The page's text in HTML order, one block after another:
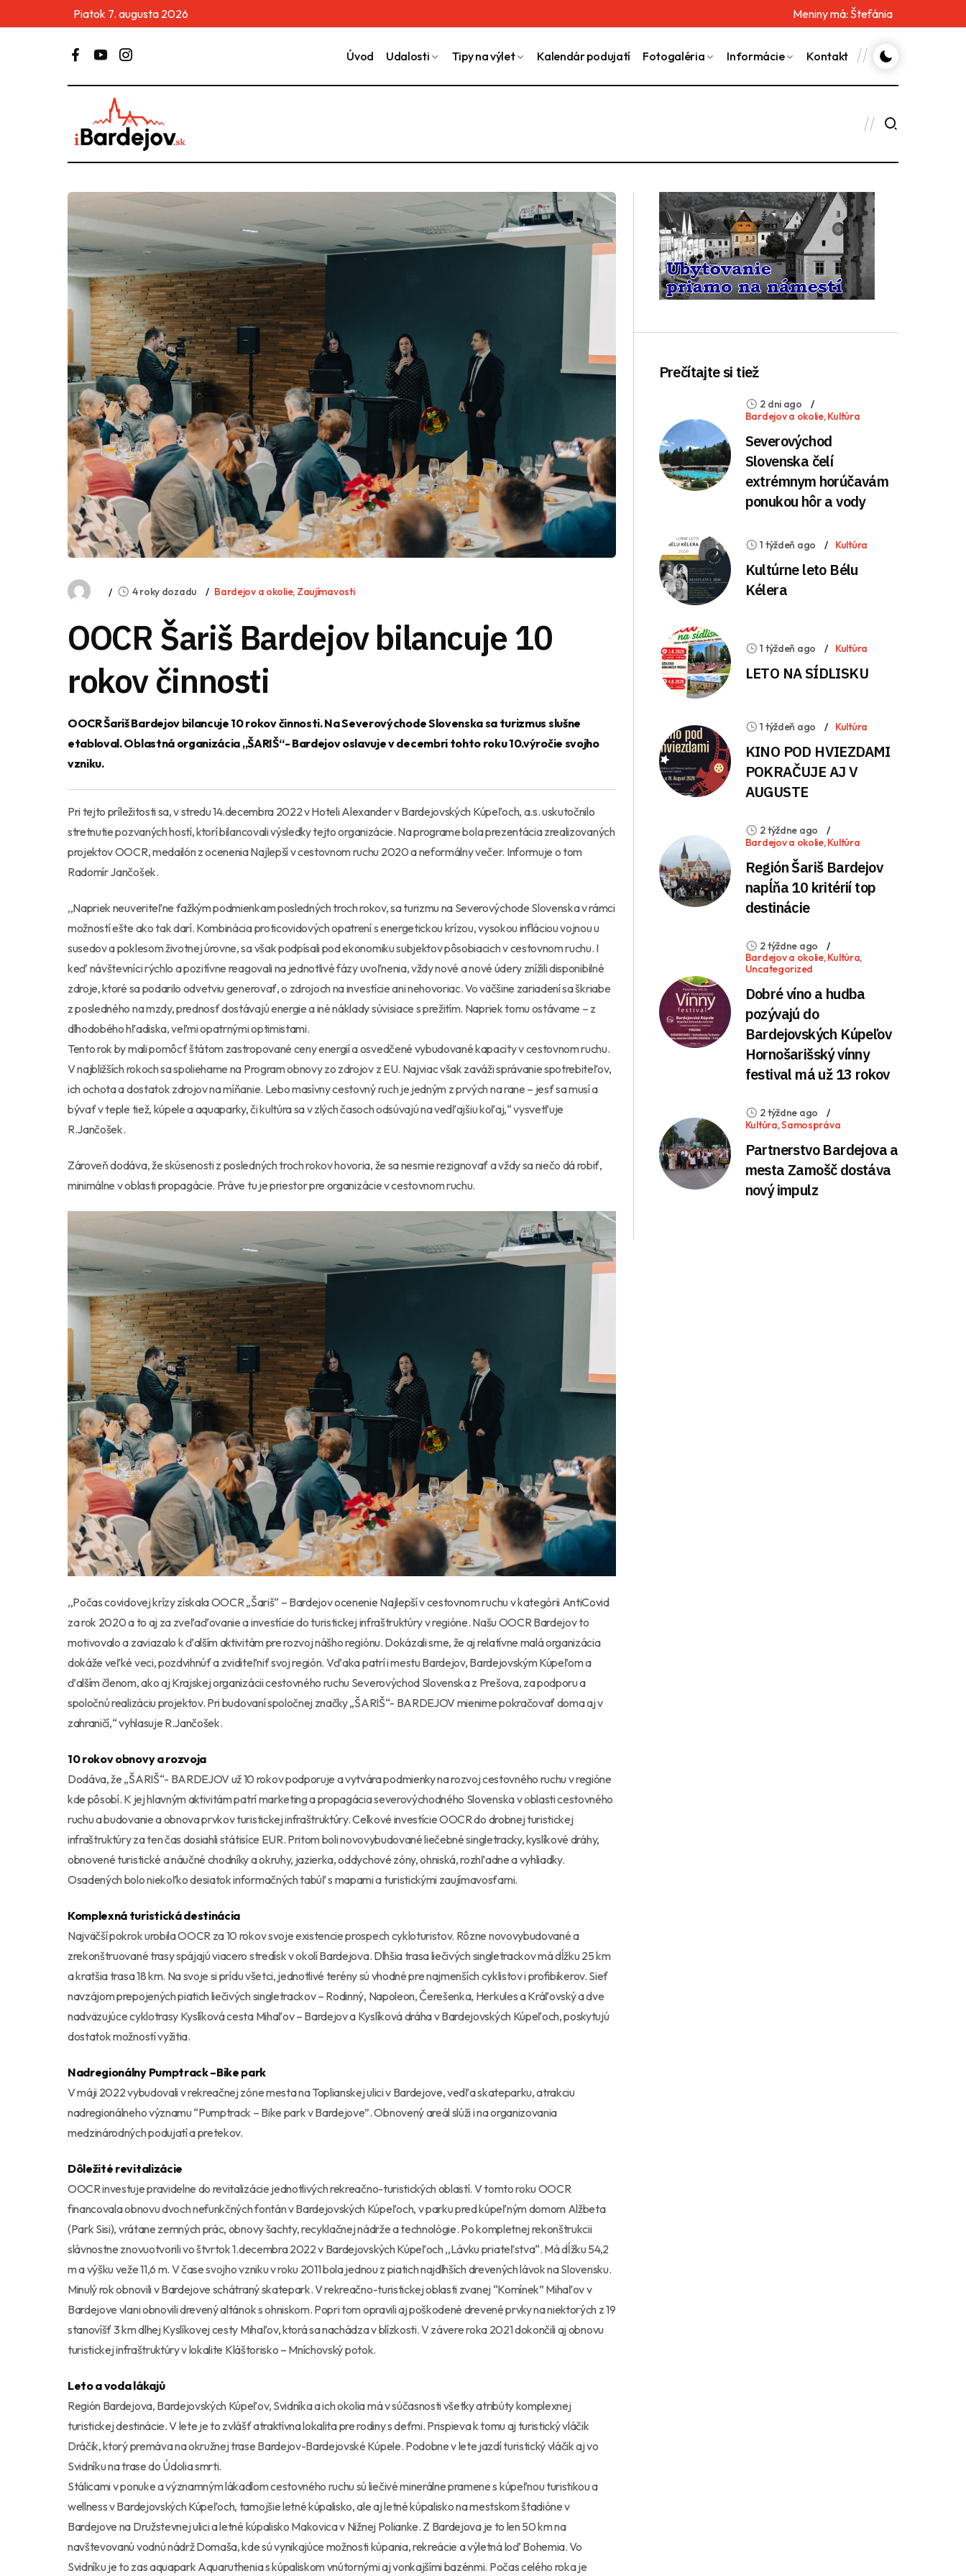
Piatok 7. augusta 2026 Meniny má: Štefánia
Úvod Udalosti Tipy na výlet Kalendár podujatí Fotogaléria Informácie Kontakt
4 roky dozadu Bardejov a okolie, Zaujímavosti
OOCR Šariš Bardejov bilancuje 10
rokov činnosti
OOCR Šariš Bardejov bilancuje 10 rokov činnosti. Na Severovýchode Slovenska sa turizmus slušne
etabloval. Oblastná organizácia „ŠARIŠ“- Bardejov oslavuje v decembri tohto roku 10.výročie svojho
vzniku.
Pri tejto príležitosti sa, v stredu 14.decembra 2022 v Hoteli Alexander v Bardejovských Kúpeľoch, a.s. uskutočnilo
stretnutie pozvaných hostí, ktorí bilancovali výsledky tejto organizácie. Na programe bola prezentácia zrealizovaných
projektov OOCR, medailón z ocenenia Najlepší v cestovnom ruchu 2020 a neformálny večer. Informuje o tom
Radomír Jančošek.
,,Napriek neuveriteľne ťažkým podmienkam posledných troch rokov, sa turizmu na Severovýchode Slovenska v rámci
možností ešte ako tak darí. Kombinácia proticovidových opatrení s energetickou krízou, vysokou infláciou vojnou u
susedov a poklesom životnej úrovne, sa však podpísali pod ekonomiku subjektov pôsobiacich v cestovnom ruchu. I
keď návštevníci rýchlo a pozitívne reagovali na jednotlivé fázy uvoľnenia, vždy nové a nové údery znížili disponibilné
zdroje, ktoré sa podarilo odvetviu generovať, o zdrojoch na investície ani nehovoriac. Vo väčšine zariadení sa škriabe
z posledného na mzdy, prednosť dostávajú energie a iné náklady súvisiace s prežitím. Napriek tomu ostávame – z
dlhodobého hľadiska, veľmi opatrnými optimistami.
Tento rok by mali pomôcť štátom zastropované ceny energií a osvedčené vybudované kapacity v cestovnom ruchu.
V najbližších rokoch sa spoliehame na Program obnovy zo zdrojov z EU. Najviac však zaváži správanie spotrebiteľov,
ich ochota a dostatok zdrojov na míňanie. Lebo masívny cestovný ruch je jedným z prvých na rane – jesť sa musí a
bývať v teple tiež, kúpele a aquaparky, či kultúra sa v zlých časoch odsúvajú na vedľajšiu koľaj,“ vysvetľuje
R.Jančošek.
Zároveň dodáva, že skúsenosti z posledných troch rokov hovoria, že sa nesmie rezignovať a vždy sa niečo dá robiť,
minimálne v oblasti propagácie. Práve tu je priestor pre organizácie v cestovnom ruchu.
,,Počas covidovej krízy získala OOCR „Šariš“ – Bardejov ocenenie Najlepší v cestovnom ruchu v kategórii AntiCovid
za rok 2020 a to aj za zveľaďovanie a investície do turistickej infraštruktúry v regióne. Našu OOCR Bardejov to
motivovalo a zaviazalo k ďalším aktivitám pre rozvoj nášho regiónu. Dokázali sme, že aj relatívne malá organizácia
dokáže veľké veci, pozdvihnúť a zviditeľniť svoj región. Vďaka patrí i mestu Bardejov, Bardejovským Kúpeľom a
ďalším členom, ako aj Krajskej organizácii cestovného ruchu Severovýchod Slovenska z Prešova, za podporu a
spoločnú realizáciu projektov. Pri budovaní spoločnej značky „ŠARIŠ“- BARDEJOV mienime pokračovať doma aj v
zahraničí,“ vyhlasuje R.Jančošek.
10 rokov obnovy a rozvoja
Dodáva, že „ŠARIŠ“- BARDEJOV už 10 rokov podporuje a vytvára podmienky na rozvoj cestovného ruchu v regióne
kde pôsobí. K jej hlavným aktivitám patrí marketing a propagácia severovýchodného Slovenska v oblasti cestovného
ruchu a budovanie a obnova prvkov turistickej infraštruktúry. Celkové investície OOCR do drobnej turistickej
infraštruktúry za ten čas dosiahli státisíce EUR. Pritom boli novovybudované liečebné singletracky, kyslíkové dráhy,
obnovené turistické a náučné chodníky a okruhy, jazierka, oddychové zóny, ohniská, rozhľadne a vyhliadky.
Osadených bolo niekoľko desiatok informačných tabúľ s mapami a turistickými zaujímavosťami.
Komplexná turistická destinácia
Najväčší pokrok urobila OOCR za 10 rokov svoje existencie prospech cykloturistov. Rôzne novovybudované a
zrekonštruované trasy spájajú viacero stredísk v okolí Bardejova. Dlhšia trasa liečivých singletrackov má dĺžku 25 km
a kratšia trasa 18 km. Na svoje si prídu všetci, jednotlivé terény sú vhodné pre najmenších cyklistov i profibikerov. Sieť
navzájom prepojených piatich liečivých singletrackov – Rodinný, Napoleon, Čerešenka, Herkules a Kráľovský a dve
nadväzujúce cyklotrasy Kyslíková cesta Mihaľov – Bardejov a Kyslíková dráha v Bardejovských Kúpeľoch, poskytujú
dostatok možností vyžitia.
Nadregionálny Pumptrack –Bike park
V máji 2022 vybudovali v rekreačnej zóne mesta na Toplianskej ulici v Bardejove, vedľa skateparku, atrakciu
nadregionálneho významu “Pumptrack – Bike park v Bardejove”. Obnovený areál slúži i na organizovania
medzinárodných podujatí a pretekov.
Dôležité revitalizácie
OOCR investuje pravidelne do revitalizácie jednotlivých rekreačno-turistických oblastí. V tomto roku OOCR
financovala obnovu dvoch nefunkčných fontán v Bardejovských Kúpeľoch, v parku pred kúpeľným domom Alžbeta
(Park Sisi), vrátane zemných prác, obnovy šachty, recyklačnej nádrže a technológie. Po kompletnej rekonštrukcii
slávnostne znovuotvorili vo štvrtok 1.decembra 2022 v Bardejovských Kúpeľoch ,,Lávku priateľstva“. Má dĺžku 54,2
m a výšku veže 11,6 m. V čase svojho vzniku v roku 2011 bola jednou z piatich najdlhších drevených lávok na Slovensku.
Minulý rok obnovili v Bardejove schátraný skatepark. V rekreačno-turistickej oblasti zvanej “Komínek” Mihaľov v
Bardejove vlani obnovili drevený altánok s ohniskom. Popri tom opravili aj poškodené drevené prvky na niektorých z 19
stanovíšť 3 km dlhej Kyslíkovej cesty Mihaľov, ktorá sa nachádza v blízkosti. V závere roka 2021 dokončili aj obnovu
turistickej infraštruktúry v lokalite Kláštorisko – Mníchovský potok.
Leto a voda lákajú
Región Bardejova, Bardejovských Kúpeľov, Svidníka a ich okolia má v súčasnosti všetky atribúty komplexnej
turistickej destinácie. V lete je to zvlášť atraktívna lokalita pre rodiny s deťmi. Prispieva k tomu aj turistický vláčik
Dráčik, ktorý premáva na okružnej trase Bardejov-Bardejovské Kúpele. Podobne v lete jazdí turistický vláčik aj vo
Svidníku na trase do Údolia smrti.
Stálicami v ponuke a významným lákadlom cestovného ruchu sú liečivé minerálne pramene s kúpeľnou turistikou a
wellness v Bardejovských Kúpeľoch, tamojšie letné kúpalisko, ale aj letné kúpalisko na mestskom štadióne v
Bardejove na Družstevnej ulici a letné kúpalisko Makovica v Nižnej Polianke. Z Bardejova je to len 50 km na
navštevovanú vodnú nádrž Domaša, kde sú vynikajúce možnosti kúpania, rekreácie a výletná loď Bohemia. Vo
Svidníku je to zas aquapark Aquaruthenia s kúpaliskom vnútornými aj vonkajšími bazénmi. Počas celého roka je
Prečítajte si tiež
2 dni ago
Bardejov a okolie,Kultúra
Severovýchod
Slovenska čelí
extrémnym horúčavám
ponukou hôr a vody
1 týždeň ago Kultúra
Kultúrne leto Bélu
Kélera
1 týždeň ago Kultúra
LETO NA SÍDLISKU
1 týždeň ago Kultúra
KINO POD HVIEZDAMI
POKRAČUJE AJ V
AUGUSTE
2 týždne ago
Bardejov a okolie,Kultúra
Región Šariš Bardejov
napĺňa 10 kritérií top
destinácie
2 týždne ago
Bardejov a okolie,Kultúra,
Uncategorized
Dobré víno a hudba
pozývajú do
Bardejovských Kúpeľov
Hornošarišský vínny
festival má už 13 rokov
2 týždne ago
Kultúra,Samospráva
Partnerstvo Bardejova a
mesta Zamošč dostáva
nový impulz